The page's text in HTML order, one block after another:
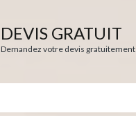
DEVIS GRATUIT
Demandez votre devis gratuitement